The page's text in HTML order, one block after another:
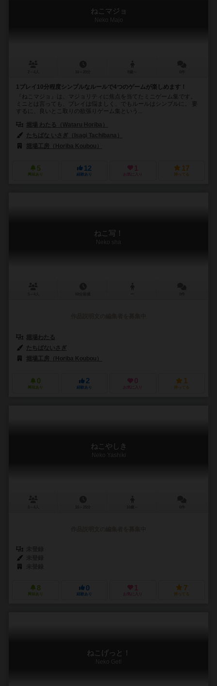
ねこマジョ
Neko Majo
1プレイ10分程度シンプルなルールで4つのゲームが楽しめます！
『ねこマジョ』は、マジョリティに焦点を当てたミニゲーム集です。
ミニとは言っても、プレイは悩ましく、でもルールはシンプルに。 要
するに、良いとこ取りの欲張りゲーム集という...
堀場 わたる（Wataru Horiba）
たちばな いさぎ（Isagi Tachibana）
堀場工房（Horiba Koubou）
5
興味あり
12
経験あり
1
お気に入り
17
持ってる
ねこ写！
Neko sha
堀場わたる
たちばないさぎ
堀場工房（Horiba Koubou）
0
興味あり
2
経験あり
0
お気に入り
1
持ってる
ねこやしき
Neko Yashiki
8
興味あり
0
経験あり
1
お気に入り
7
持ってる
ねこげっと！
Neko Get!